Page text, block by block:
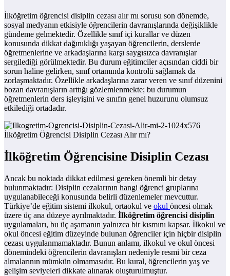
İlköğretim öğrencisi disiplin cezası alır mı sorusu son dönemde,
sosyal medyanın etkisiyle öğrencilerin davranışlarında değişiklikle
gündeme gelmektedir. Özellikle sınıf içi kurallar ve düzen
konusunda dikkat dağınıklığı yaşayan öğrencilerin, derslerde
öğretmenlerine ve arkadaşlarına karşı saygısızca davranışlar
sergilediği görülmektedir. Bu durum eğitimciler açısından ciddi bir
sorun haline gelirken, sınıf ortamında kontrolü sağlamak da
zorlaşmaktadır. Özellikle arkadaşlarına zarar veren ve sınıf düzenini
bozan davranışların arttığı gözlemlenmekte; bu durumun
öğretmenlerin ders işleyişini ve sınıfın genel huzurunu olumsuz
etkilediği ortadadır.
İlköğretim Öğrencisine Disiplin Cezası
Ancak bu noktada dikkat edilmesi gereken önemli bir detay
bulunmaktadır: Disiplin cezalarının hangi öğrenci gruplarına
uygulanabileceği konusunda belirli düzenlemeler mevcuttur.
Türkiye’de eğitim sistemi ilkokul, ortaokul ve okul öncesi olmak
üzere üç ana düzeye ayrılmaktadır. İlköğretim öğrencisi disiplin
uygulamaları, bu üç aşamanın yalnızca bir kısmını kapsar. İlkokul ve
okul öncesi eğitim düzeyinde bulunan öğrenciler için hiçbir disiplin
cezası uygulanmamaktadır. Bunun anlamı, ilkokul ve okul öncesi
dönemindeki öğrencilerin davranışları nedeniyle resmi bir ceza
almalarının mümkün olmamasıdır. Bu kural, öğrencilerin yaş ve
gelişim seviyeleri dikkate alınarak oluşturulmuştur.